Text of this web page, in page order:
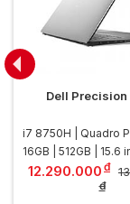
Dung lượng:
Loại ổ cứng:
Màn hình
Kích thước:
Độ phân giải:
Dell Precision
i7 8750H | Quadro
16GB | 512GB | 15.6
12.290.000 đ
đ